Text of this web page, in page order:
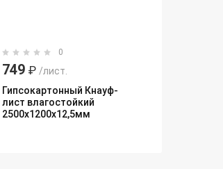
0
749 ₽ /лист.
Гипсокартонный Кнауф-
лист влагостойкий
2500х1200х12,5мм